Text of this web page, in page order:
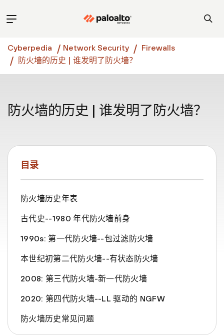
Cyberpedia Network Security
Firewalls
防火墙的历史 | 谁发明了防火墙？
防火墙的历史 | 谁发明了防火墙？
目录
防火墙历史年表
古代史--1980 年代防火墙前身
1990s: 第一代防火墙--包过滤防火墙
本世纪初第二代防火墙--有状态防火墙
2008: 第三代防火墙-新一代防火墙
2020: 第四代防火墙--LL 驱动的 NGFW
防火墙历史常见问题